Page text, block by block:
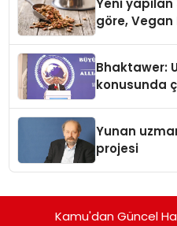
Yeni yapilan
göre, Vegan
Bhaktawer:
konusunda
Yunan
projesi
Kamu'dan Güncel